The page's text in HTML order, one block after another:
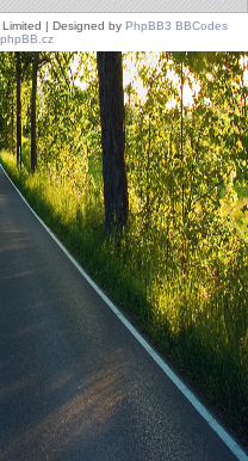
| Designed by PhpBB3 BBCodes
phpBB.cz